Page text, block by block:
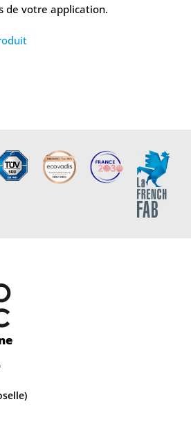
de votre application.